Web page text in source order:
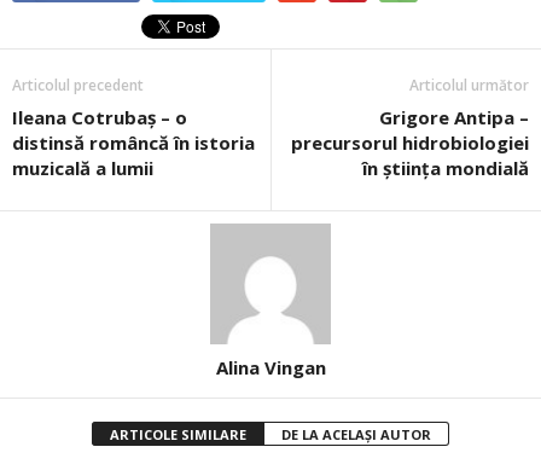
Articolul precedent
Ileana Cotrubaş – o
distinsă româncă în istoria
muzicală a lumii
Articolul următor
Grigore Antipa –
precursorul hidrobiologiei
în știința mondială
Alina Vingan
ARTICOLE SIMILARE DE LA ACELAȘI AUTOR